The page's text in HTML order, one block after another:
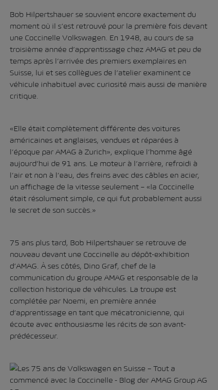
Bob Hilpertshauer se souvient encore exactement du
moment où il s’est retrouvé pour la première fois devant
une Coccinelle Volkswagen. En 1948, au cours de sa
troisième année d’apprentissage chez AMAG et peu de
temps après l’arrivée des premiers exemplaires en
Suisse, lui et ses collègues de l’atelier examinent ce
véhicule inhabituel avec curiosité mais aussi de manière
critique.
«Elle était complètement différente des voitures
américaines et anglaises, vendues et réparées à
l’époque par AMAG à Zurich», explique l’homme âgé
aujourd’hui de 91 ans. Le moteur à l’arrière, refroidi à
l’air et non à l’eau, des freins avec des câbles en acier,
un affichage de la vitesse seulement – «la Coccinelle
était résolument simple, ce qui fut probablement aussi
le secret de son succès.»
75 ans plus tard, Bob Hilpertshauer se retrouve de
nouveau devant une Coccinelle au dépôt-exhibition
d’AMAG. À ses côtés, Dino Graf, chef de la
communication du groupe AMAG et responsable de la
collection historique de véhicules. La troupe est
complétée par Noemi, en première année
d’apprentissage en tant que mécatronicienne, qui
écoute avec enthousiasme les récits de son avant-
prédécesseur.